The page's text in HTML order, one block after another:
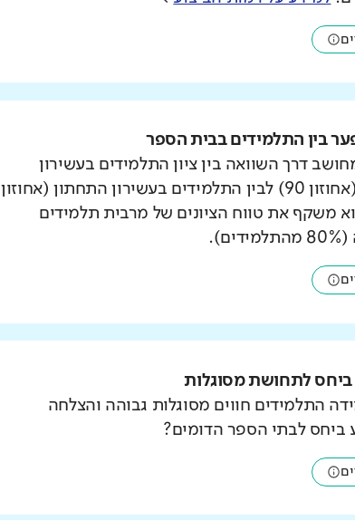
בין התלמידים בבית הספר
דרך השוואה בין ציון התלמידים בעשירון
העליון (אחוזון 90) לבין התלמידים בעשירון התחתון (אחוזון
משקף את טווח הציונים של מרבית תלמידים
לתחושת מסוגלות
התלמידים חווים מסוגלות גבוהה והצלחה
ביחס לבתי הספר הדומים?